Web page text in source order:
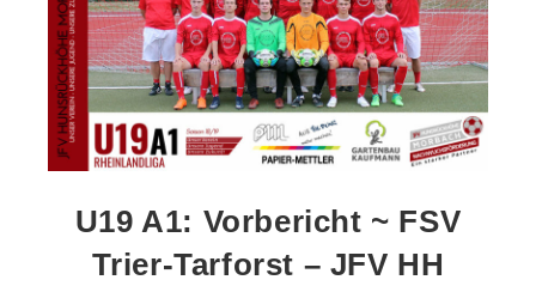
U19 A1: Vorbericht ~ FSV
Trier-Tarforst – JFV HH